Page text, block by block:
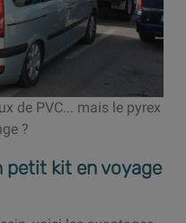
de PVC... mais le pyrex
?
petit kit en voyage